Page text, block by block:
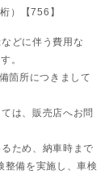
）【756】
どに伴う費用な
。
箇所につきまして
は、販売店へお問
ため、納車時まで
整備を実施し、車検